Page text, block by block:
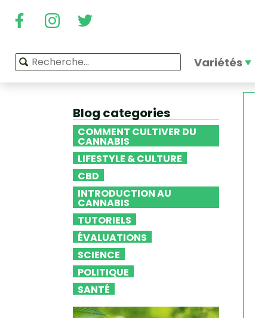
Variétés
Blog categories
COMMENT CULTIVER DU
CANNABIS
LIFESTYLE & CULTURE
CBD
INTRODUCTION AU
CANNABIS
TUTORIELS
ÉVALUATIONS
SCIENCE
POLITIQUE
SANTÉ